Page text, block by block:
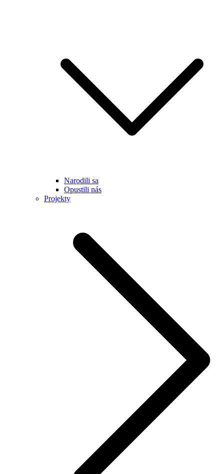
Narodili sa
Opustili nás
Projekty